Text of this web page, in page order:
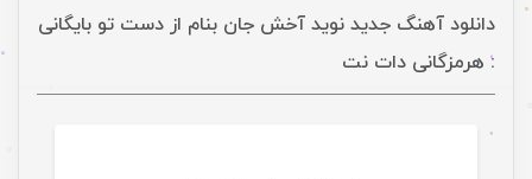
دانلود آهنگ جدید نوید آخش جان بنام از دست تو بایگانی
: هرمزگانی دات نت